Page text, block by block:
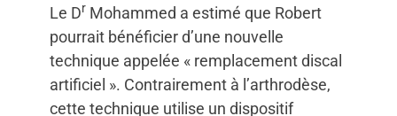
Le Dr Mohammed a estimé que Robert
pourrait bénéficier d’une nouvelle
technique appelée « remplacement discal
artificiel ». Contrairement à l’arthrodèse,
cette technique utilise un dispositif